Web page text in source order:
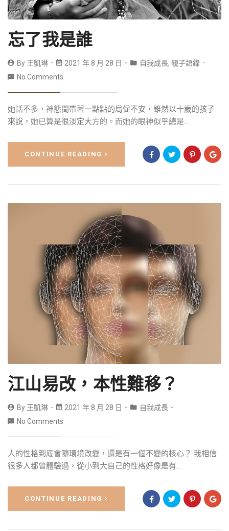
忘了我是誰
By 王凱琳 2021 年 8 月 28 日 自我成長, 親子語錄
No Comments
她話不多，神態間帶著一點點的局促不安，雖然以十歲的孩子
來說，她已算是很淡定大方的。而她的眼神似乎總是...
CONTINUE READING
江山易改，本性難移？
By 王凱琳 2021 年 8 月 28 日
自我成長
No Comments
人的性格到底會隨環境改變，還是有一個不變的核心？ 我相信
很多人都曾體驗過，從小到大自己的性格好像是有...
CONTINUE READING